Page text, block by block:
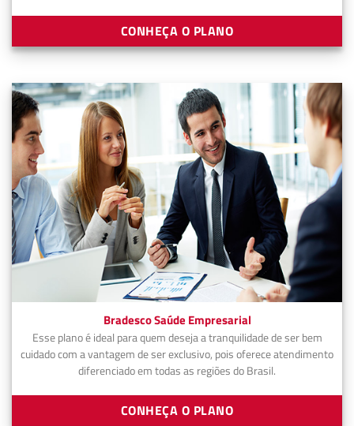
CONHEÇA O PLANO
Bradesco Saúde Empresarial
Esse plano é ideal para quem deseja a tranquilidade de ser bem
cuidado com a vantagem de ser exclusivo, pois oferece atendimento
diferenciado em todas as regiões do Brasil.
CONHEÇA O PLANO